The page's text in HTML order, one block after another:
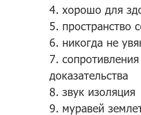
4. хорошо для
5. пространство
6. никогда не
7.
доказательства
8. звук изоляция
9. муравей